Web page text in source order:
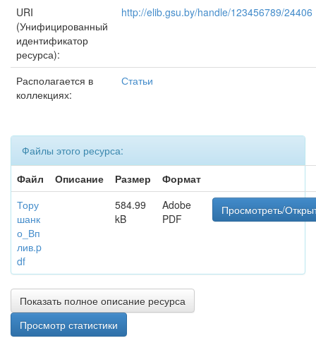
URI
(Унифицированный
идентификатор
ресурса):
http://elib.gsu.by/handle/123456789/24406
Располагается в
коллекциях:
Статьи
Файлы этого ресурса:
Файл
Описание Размер
Формат
Тору
шанк
о_Вп
лив.p
df
584.99
kB
Adobe
PDF
Просмотреть/
Показать полное описание ресурса
Просмотр статистики